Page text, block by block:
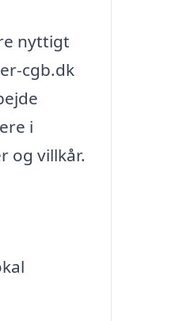
nyttigt
cgb.dk
i
og villkår.